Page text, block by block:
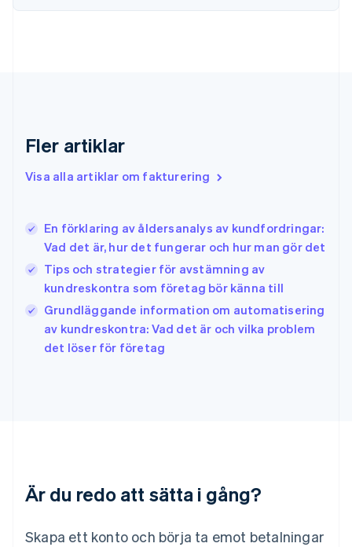
Fler artiklar
Visa alla artiklar om fakturering
En förklaring av åldersanalys av kundfordringar:
Vad det är, hur det fungerar och hur man gör det
Tips och strategier för avstämning av
kundreskontra som företag bör känna till
Grundläggande information om automatisering
av kundreskontra: Vad det är och vilka problem
det löser för företag
Är du redo att sätta i gång?
Skapa ett konto och börja ta emot betalningar
Frankrike
Hongkong SAR, Kina
English 简体中文
Indien
Italien
ItalianoEnglish
Japan
日本語 English
EnglishFrançais
Kroatien
EnglishItaliano
Malaysia
English